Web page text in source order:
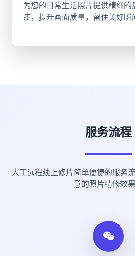
为您的日常生活照片提供精细的
疵，提升画面质量，留住美好瞬
服务流程
人工远程线上修片简单便捷的服务
意的照片精修效果